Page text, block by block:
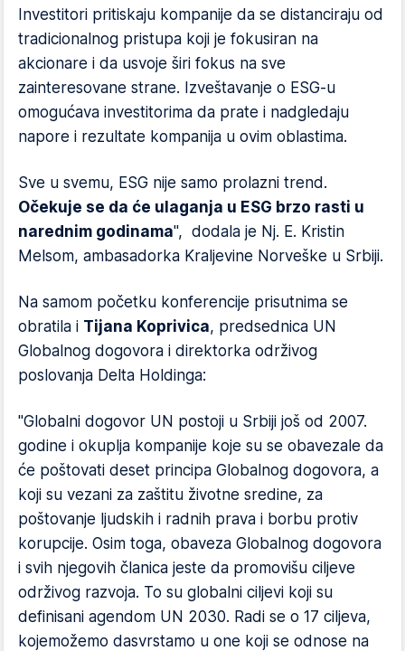
Investitori pritiskaju kompanije da se distanciraju od
tradicionalnog pristupa koji je fokusiran na
akcionare i da usvoje širi fokus na sve
zainteresovane strane. Izveštavanje o ESG-u
omogućava investitorima da prate i nadgledaju
napore i rezultate kompanija u ovim oblastima.
Sve u svemu, ESG nije samo prolazni trend.
Očekuje se da će ulaganja u ESG brzo rasti u
narednim godinama", dodala je Nj. E. Kristin
Melsom, ambasadorka Kraljevine Norveške u Srbiji.
Na samom početku konferencije prisutnima se
obratila i Tijana Koprivica, predsednica UN
Globalnog dogovora i direktorka održivog
poslovanja Delta Holdinga:
"Globalni dogovor UN postoji u Srbiji još od 2007.
godine i okuplja kompanije koje su se obavezale da
će poštovati deset principa Globalnog dogovora, a
koji su vezani za zaštitu životne sredine, za
poštovanje ljudskih i radnih prava i borbu protiv
korupcije. Osim toga, obaveza Globalnog dogovora
i svih njegovih članica jeste da promovišu ciljeve
održivog razvoja. To su globalni ciljevi koji su
definisani agendom UN 2030. Radi se o 17 ciljeva,
kojemožemo dasvrstamo u one koji se odnose na